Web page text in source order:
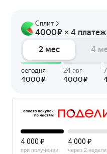
4 000 ₽
при получении
4 000 ₽
через 2 недели